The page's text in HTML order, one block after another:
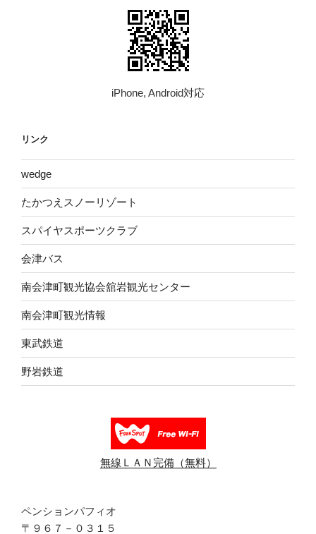
iPhone, Android対応
リンク
wed​ge
たかつえスノーリゾート
スパイヤスポーツクラブ
会津バス
南会津町観光協会舘岩観光センター
南会津町観光情報
東武鉄道
野岩鉄道
無線ＬＡＮ完備（無料）
ペンションパフィオ
〒９６７－０３１５